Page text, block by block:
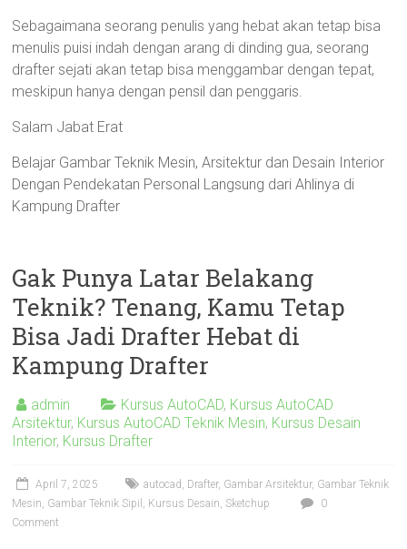
Sebagaimana seorang penulis yang hebat akan tetap bisa
menulis puisi indah dengan arang di dinding gua, seorang
drafter sejati akan tetap bisa menggambar dengan tepat,
meskipun hanya dengan pensil dan penggaris.
Salam Jabat Erat
Belajar Gambar Teknik Mesin, Arsitektur dan Desain Interior
Dengan Pendekatan Personal Langsung dari Ahlinya di
Kampung Drafter
Gak Punya Latar Belakang
Teknik? Tenang, Kamu Tetap
Bisa Jadi Drafter Hebat di
Kampung Drafter
admin Kursus AutoCAD, Kursus AutoCAD
Arsitektur, Kursus AutoCAD Teknik Mesin, Kursus Desain
Interior, Kursus Drafter
April 7, 2025 autocad Drafter, Gambar Arsitektur, Gambar Teknik
Mesin Gambar Teknik Sipil Kursus Desain Sketchup
0
Comment